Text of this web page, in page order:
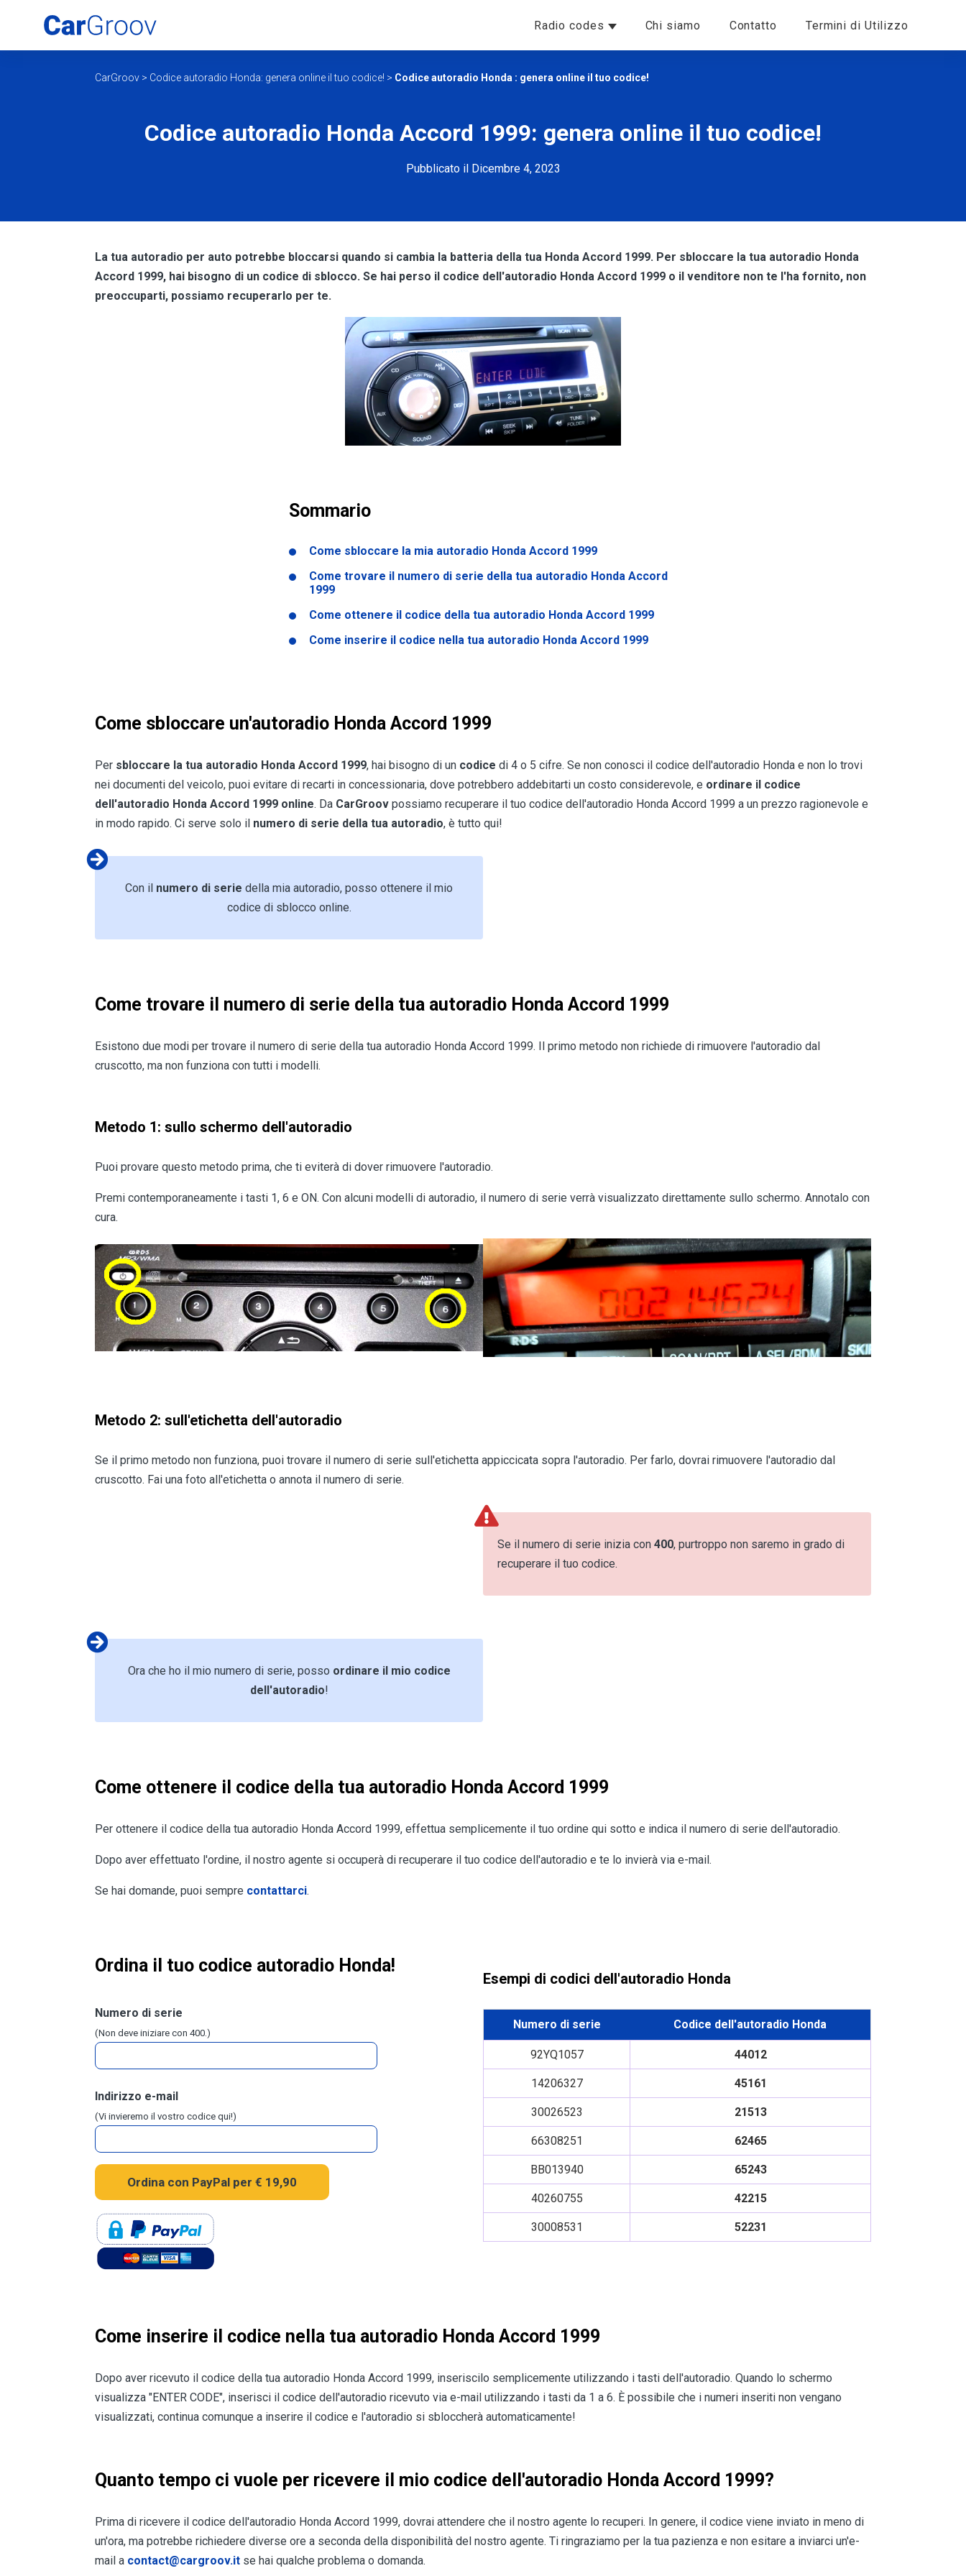
Radio codes Chi siamo Contatto Termini di Utilizzo
CarGroov > Codice autoradio Honda: genera online il tuo codice! > Codice autoradio Honda : genera online il tuo codice!
Codice autoradio Honda Accord 1999: genera online il tuo codice!
Pubblicato il Dicembre 4, 2023
La tua autoradio per auto potrebbe bloccarsi quando si cambia la batteria della tua Honda Accord 1999. Per sbloccare la tua autoradio Honda
Accord 1999, hai bisogno di un codice di sblocco. Se hai perso il codice dell'autoradio Honda Accord 1999 o il venditore non te l'ha fornito, non
preoccuparti, possiamo recuperarlo per te.
Sommario
Come sbloccare la mia autoradio Honda Accord 1999
Come trovare il numero di serie della tua autoradio Honda Accord
1999
Come ottenere il codice della tua autoradio Honda Accord 1999
Come inserire il codice nella tua autoradio Honda Accord 1999
Come sbloccare un'autoradio Honda Accord 1999
Per sbloccare la tua autoradio Honda Accord 1999, hai bisogno di un codice di 4 o 5 cifre. Se non conosci il codice dell'autoradio Honda e non lo trovi
nei documenti del veicolo, puoi evitare di recarti in concessionaria, dove potrebbero addebitarti un costo considerevole, e ordinare il codice
dell'autoradio Honda Accord 1999 online. Da CarGroov possiamo recuperare il tuo codice dell'autoradio Honda Accord 1999 a un prezzo ragionevole e
in modo rapido. Ci serve solo il numero di serie della tua autoradio, è tutto qui!
Con il numero di serie della mia autoradio, posso ottenere il mio
codice di sblocco online.
Come trovare il numero di serie della tua autoradio Honda Accord 1999
Esistono due modi per trovare il numero di serie della tua autoradio Honda Accord 1999. Il primo metodo non richiede di rimuovere l'autoradio dal
cruscotto, ma non funziona con tutti i modelli.
Metodo 1: sullo schermo dell'autoradio
Puoi provare questo metodo prima, che ti eviterà di dover rimuovere l'autoradio.
Premi contemporaneamente i tasti 1, 6 e ON. Con alcuni modelli di autoradio, il numero di serie verrà visualizzato direttamente sullo schermo. Annotalo con
cura.
Metodo 2: sull'etichetta dell'autoradio
Se il primo metodo non funziona, puoi trovare il numero di serie sull'etichetta appiccicata sopra l'autoradio. Per farlo, dovrai rimuovere l'autoradio dal
cruscotto. Fai una foto all'etichetta o annota il numero di serie.
Se il numero di serie inizia con 400, purtroppo non saremo in grado di
recuperare il tuo codice.
Ora che ho il mio numero di serie, posso ordinare il mio codice
dell'autoradio!
Come ottenere il codice della tua autoradio Honda Accord 1999
Per ottenere il codice della tua autoradio Honda Accord 1999, effettua semplicemente il tuo ordine qui sotto e indica il numero di serie dell'autoradio.
Dopo aver effettuato l'ordine, il nostro agente si occuperà di recuperare il tuo codice dell'autoradio e te lo invierà via e-mail.
Se hai domande, puoi sempre contattarci.
Ordina il tuo codice autoradio Honda!
Numero di serie
(Non deve iniziare con 400.)
Indirizzo e-mail
(Vi invieremo il vostro codice qui!)
Esempi di codici dell'autoradio Honda
Numero di serie Codice dell'autoradio Honda
92YQ1057 44012
14206327 45161
30026523 21513
66308251 62465
BB013940 65243
40260755 42215
30008531 52231
Come inserire il codice nella tua autoradio Honda Accord 1999
Dopo aver ricevuto il codice della tua autoradio Honda Accord 1999, inseriscilo semplicemente utilizzando i tasti dell'autoradio. Quando lo schermo
visualizza "ENTER CODE", inserisci il codice dell'autoradio ricevuto via e-mail utilizzando i tasti da 1 a 6. È possibile che i numeri inseriti non vengano
visualizzati, continua comunque a inserire il codice e l'autoradio si sbloccherà automaticamente!
Quanto tempo ci vuole per ricevere il mio codice dell'autoradio Honda Accord 1999?
Prima di ricevere il codice dell'autoradio Honda Accord 1999, dovrai attendere che il nostro agente lo recuperi. In genere, il codice viene inviato in meno di
un'ora, ma potrebbe richiedere diverse ore a seconda della disponibilità del nostro agente. Ti ringraziamo per la tua pazienza e non esitare a inviarci un'e-
mail a contact@cargroov.it se hai qualche problema o domanda.